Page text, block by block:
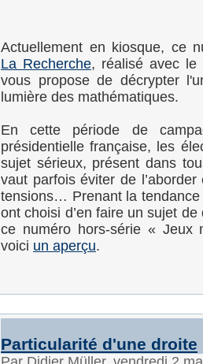
Actuellement en kiosque, ce
La Recherche, réalisé avec le
vous propose de décrypter
lumière des mathématiques.
En cette période de
présidentielle française, les
sujet sérieux, présent dans
vaut parfois éviter de
tensions… Prenant la
ont choisi d’en faire un sujet
ce numéro hors-série « Jeux
voici un aperçu.
Particularité d'une droite